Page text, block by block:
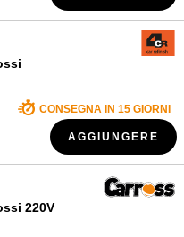
CONSEGNA IN 15 GIORNI
AGGIUNGERE
220V